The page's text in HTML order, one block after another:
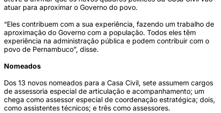
atuar para aproximar o Governo do povo.
“Eles contribuem com a sua experiência, fazendo um trabalho de
aproximação do Governo com a população. Todos eles têm
experiência na administração pública e podem contribuir com o
povo de Pernambuco”, disse.
Nomeados
Dos 13 novos nomeados para a Casa Civil, sete assumem cargos
de assessoria especial de articulação e acompanhamento; um
chega como assessor especial de coordenação estratégica; dois,
como assistentes técnicos; e três como assessores.